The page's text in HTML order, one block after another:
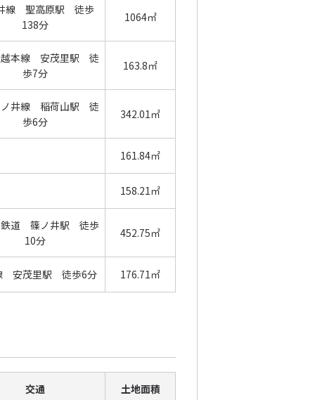
線 聖高原駅 徒歩
138分
1064㎡
越本線 安茂里駅 徒
歩7分
163.8㎡
ノ井線 稲荷山駅 徒
歩6分
342.01㎡
161.84㎡
158.21㎡
鉄道 篠ノ井駅 徒歩
10分
452.75㎡
安茂里駅 徒歩6分 176.71㎡
交通 土地面積